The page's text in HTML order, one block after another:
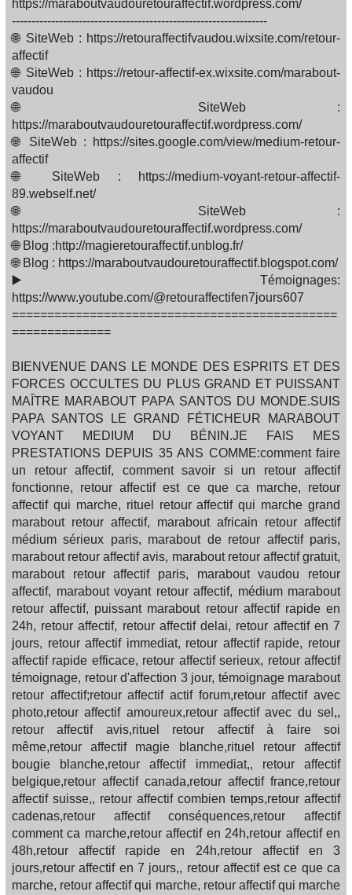
https://maraboutvaudouretouraffectif.wordpress.com/
-----------------------------------------------------------------
🌐 SiteWeb : https://retouraffectifvaudou.wixsite.com/retour-
affectif
🌐 SiteWeb : https://retour-affectif-ex.wixsite.com/marabout-
vaudou
🌐 SiteWeb :
https://maraboutvaudouretouraffectif.wordpress.com/
🌐 SiteWeb : https://sites.google.com/view/medium-retour-
affectif
🌐 SiteWeb : https://medium-voyant-retour-affectif-
89.webself.net/
🌐 SiteWeb :
https://maraboutvaudouretouraffectif.wordpress.com/
🌐 Blog :http://magieretouraffectif.unblog.fr/
🌐 Blog : https://maraboutvaudouretouraffectif.blogspot.com/
▶️ Témoignages:
https://www.youtube.com/@retouraffectifen7jours607
==============================================
==============
BIENVENUE DANS LE MONDE DES ESPRITS ET DES
FORCES OCCULTES DU PLUS GRAND ET PUISSANT
MAÎTRE MARABOUT PAPA SANTOS DU MONDE.SUIS
PAPA SANTOS LE GRAND FÉTICHEUR MARABOUT
VOYANT MEDIUM DU BÉNIN.JE FAIS MES
PRESTATIONS DEPUIS 35 ANS COMME:comment faire
un retour affectif, comment savoir si un retour affectif
fonctionne, retour affectif est ce que ca marche, retour
affectif qui marche, rituel retour affectif qui marche grand
marabout retour affectif, marabout africain retour affectif
médium sérieux paris, marabout de retour affectif paris,
marabout retour affectif avis, marabout retour affectif gratuit,
marabout retour affectif paris, marabout vaudou retour
affectif, marabout voyant retour affectif, médium marabout
retour affectif, puissant marabout retour affectif rapide en
24h, retour affectif, retour affectif delai, retour affectif en 7
jours, retour affectif immediat, retour affectif rapide, retour
affectif rapide efficace, retour affectif serieux, retour affectif
témoignage, retour d'affection 3 jour, témoignage marabout
retour affectif;retour affectif actif forum,retour affectif avec
photo,retour affectif amoureux,retour affectif avec du sel,,
retour affectif avis,rituel retour affectif à faire soi
même,retour affectif magie blanche,rituel retour affectif
bougie blanche,retour affectif immediat,, retour affectif
belgique,retour affectif canada,retour affectif france,retour
affectif suisse,, retour affectif combien temps,retour affectif
cadenas,retour affectif conséquences,retour affectif
comment ca marche,retour affectif en 24h,retour affectif en
48h,retour affectif rapide en 24h,retour affectif en 3
jours,retour affectif en 7 jours,, retour affectif est ce que ca
marche, retour affectif qui marche, retour affectif qui marche